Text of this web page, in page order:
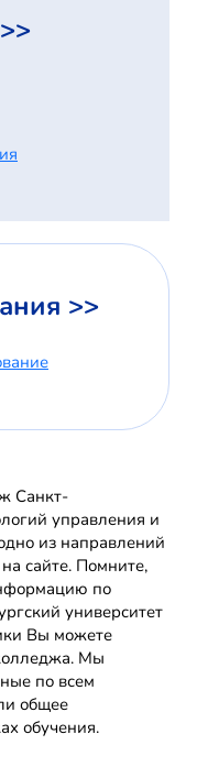
>>
Санкт-
управления и
из направлений
сайте. Помните,
по
университет
Вы можете
Мы
по всем
общее
обучения.